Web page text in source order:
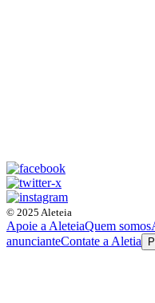
© 2025 Aleteia
Apoie a AleteiaQuem somos
anuncianteContate a Aletia